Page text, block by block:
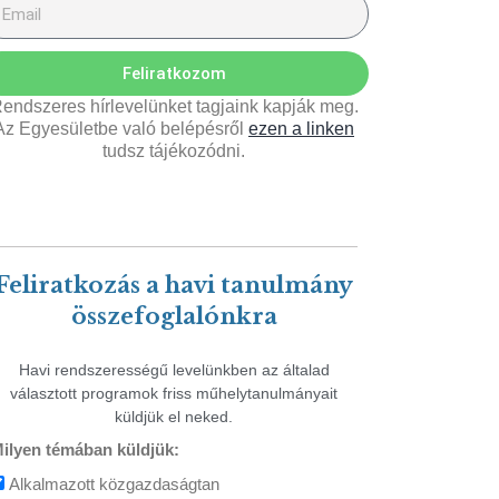
Feliratkozom
hírlevelünket tagjaink kapják meg.
Egyesületbe való belépésről ezen a linken
tudsz tájékozódni.
a havi tanulmány
összefoglalónkra
Havi rendszerességű levelünkben az általad
választott programok friss műhelytanulmányait
küldjük el neked.
témában küldjük:
Alkalmazott közgazdaságtan